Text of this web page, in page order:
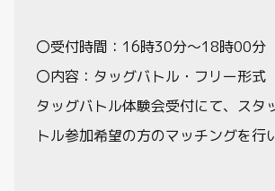
〇受付時間：16時30分～18時00分
〇内容：タッグバトル・フリー形式
タッグバトル体験会受付にて、スタ
トル参加希望の方のマッチングを行